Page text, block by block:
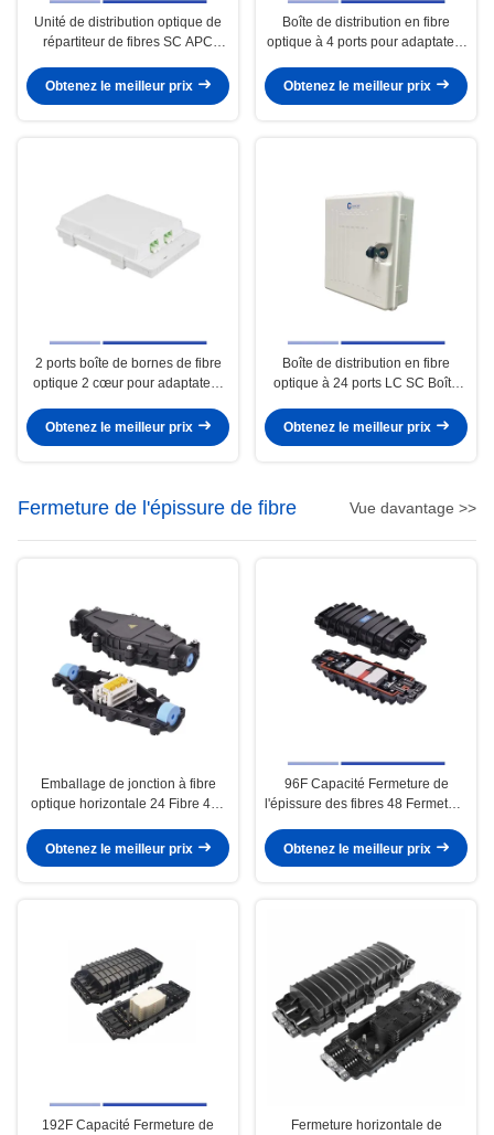
Unité de distribution optique de
répartiteur de fibres SC APC
Obtenez le meilleur prix
Boîte de distribution en fibre
optique à 4 ports pour adaptateur
Obtenez le meilleur prix
2 ports boîte de bornes de fibre
optique 2 cœur pour adaptateur
Obtenez le meilleur prix
Boîte de distribution en fibre
optique à 24 ports LC SC Boîte
précision
Obtenez le meilleur prix
Fermeture de l'épissure de fibre Vue davantage >>
Emballage de jonction à fibre
optique horizontale 24 Fibre 48F
Obtenez le meilleur prix
96F Capacité Fermeture de
l'épissure des fibres 48 Fermeture
intempéries
Obtenez le meilleur prix
192F Capacité Fermeture de
Fermeture horizontale de